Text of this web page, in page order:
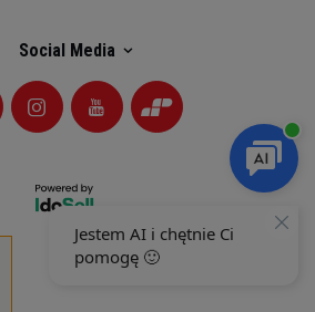
Social Media